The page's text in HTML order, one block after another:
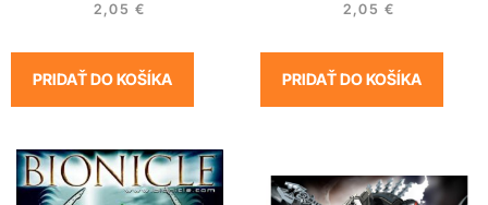
2,05 €
PRIDAŤ DO KOŠÍKA
2,05 €
PRIDAŤ DO KOŠÍKA